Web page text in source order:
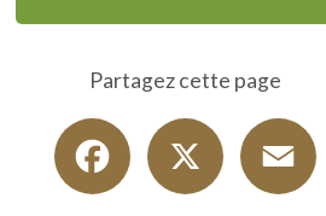
Partagez cette page
Facebook